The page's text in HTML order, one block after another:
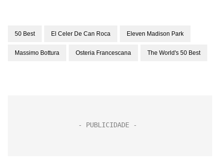
50 Best El Celer De Can Roca Eleven Madison Park
Massimo Bottura Osteria Francescana The World's 50 Best